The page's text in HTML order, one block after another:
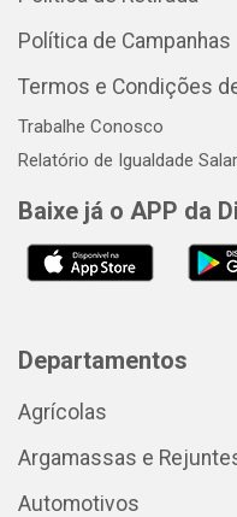
Política de Campanhas
Termos e Condições
Trabalhe Conosco
Relatório de Igualdade
Baixe já o APP da
Departamentos
Agrícolas
Argamassas e
Automotivos